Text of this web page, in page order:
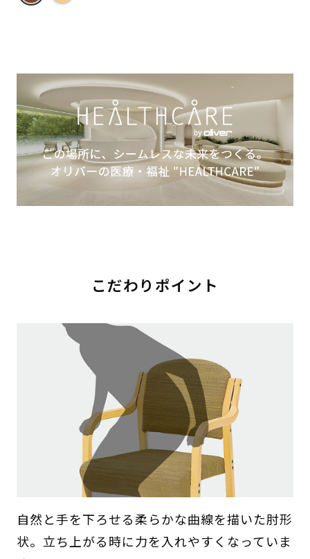
こだわりポイント
自然と手を下ろせる柔らかな曲線を描いた肘形
状。立ち上がる時に力を入れやすくなっていま